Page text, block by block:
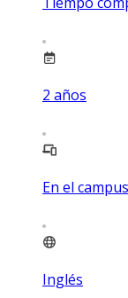
2 años
En el campus
Inglés